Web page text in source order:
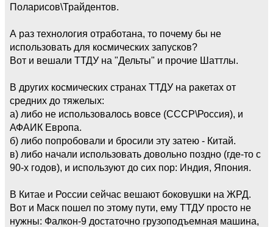
Поларисов\Трайдентов.
А раз технология отработана, то почему бы не
использовать для космических запусков?
Вот и вешали ТТДУ на "Дельты" и прочие Шаттлы.
В других космических странах ТТДУ на ракетах от
средних до тяжелых:
а) либо не использовалось вовсе (СССР\Россия), и
АФАИК Европа.
б) либо попробовали и бросили эту затею - Китай.
в) либо начали использовать довольно поздно (где-то с
90-х годов), и используют до сих пор: Индия, Япония.
В Китае и России сейчас вешают боковушки на ЖРД.
Вот и Маск пошел по этому пути, ему ТТДУ просто не
нужны: Фалкон-9 достаточно грузоподъемная машина,